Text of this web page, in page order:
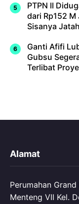
PTPN II
dari Rp152
Sisanya
Ganti Afifi
Gubsu
Terlibat
Alamat
Perumahan
Menteng VII Kel.